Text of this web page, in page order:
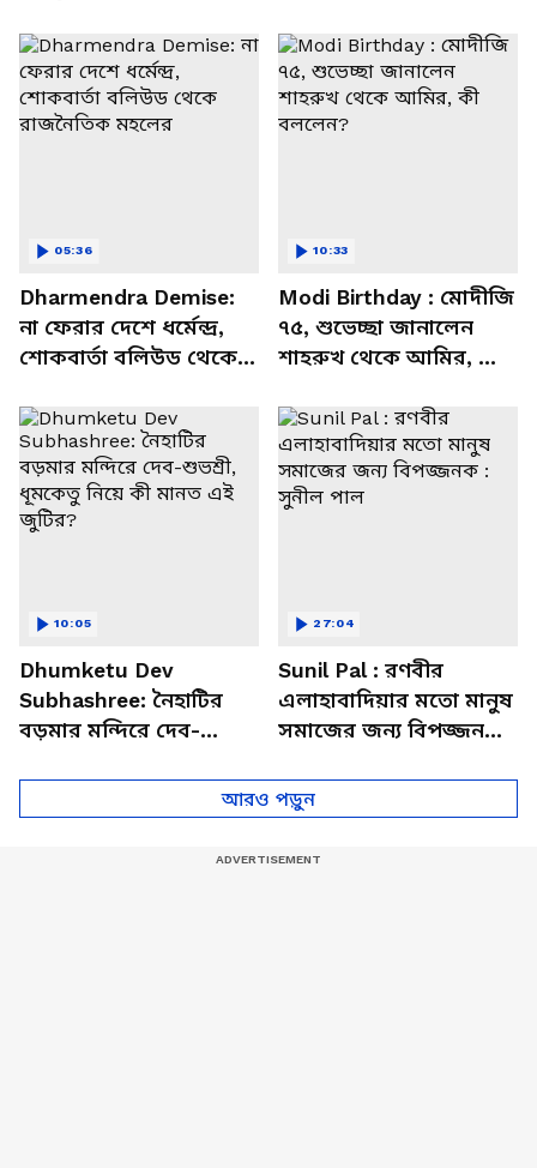
Dharmendra Demise:
না ফেরার দেশে ধর্মেন্দ্র,
শোকবার্তা বলিউড থেকে
05:36
Modi Birthday : মোদীজি
৭৫, শুভেচ্ছা জানালেন
শাহরুখ থেকে আমির, কী
10:33
Dhumketu Dev
Subhashree: নৈহাটির
বড়মার মন্দিরে দেব-
10:05
Sunil Pal : রণবীর
এলাহাবাদিয়ার মতো মানুষ
সমাজের জন্য বিপজ্জনক :
27:04
আরও পড়ুন